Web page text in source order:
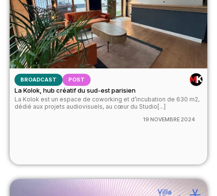
BROADCAST POST
La Kolok, hub créatif du sud-est parisien
La Kolok est un espace de coworking et d’incubation de 630 m2,
dédié aux projets audiovisuels, au cœur du Studio[...]
19 NOVEMBRE 2024